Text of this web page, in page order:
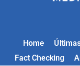
Home
Fact Checking